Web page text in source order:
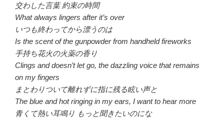
交わした言葉 約束の時間
What always lingers after it’s over
いつも終わってから漂うのは
Is the scent of the gunpowder from handheld fireworks
手持ち花火の火薬の香り
Clings and doesn’t let go, the dazzling voice that remains
on my fingers
まとわりついて離れずに指に残る眩い声と
The blue and hot ringing in my ears, I want to hear more
青くて熱い耳鳴り もっと聞きたいのにな